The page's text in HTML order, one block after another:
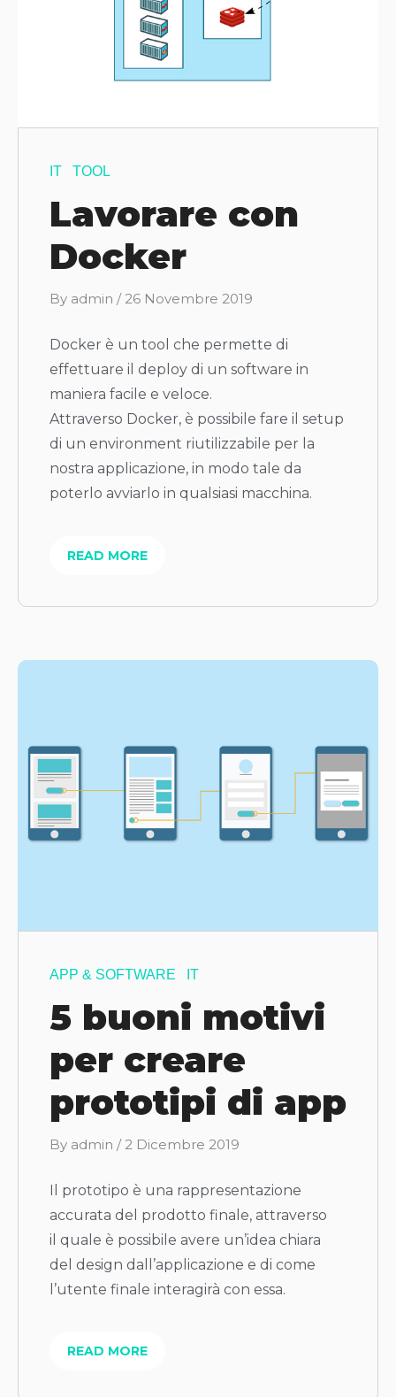
IT TOOL
Lavorare con
Docker
B
By admin / 26 Novembre 2019
Docker è un tool che permette di
effettuare il deploy di un software in
maniera facile e veloce.
Attraverso Docker, è possibile fare il setup
di un environment riutilizzabile per la
nostra applicazione, in modo tale da
poterlo avviarlo in qualsiasi macchina.
READ MORE
APP & SOFTWARE IT
5 buoni motivi
per creare
prototipi di app
B
By admin / 2 Dicembre 2019
Il prototipo è una rappresentazione
accurata del prodotto finale, attraverso
il quale è possibile avere un’idea chiara
del design dall’applicazione e di come
l’utente finale interagirà con essa.
READ MORE